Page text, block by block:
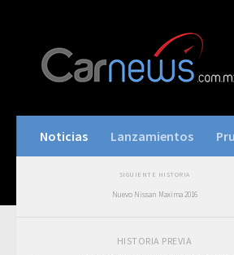
Noticias Lanzamientos
SIGUIENTE HISTORIA
Nuevo Nissan Maxima 2016
HISTORIA PREVIA